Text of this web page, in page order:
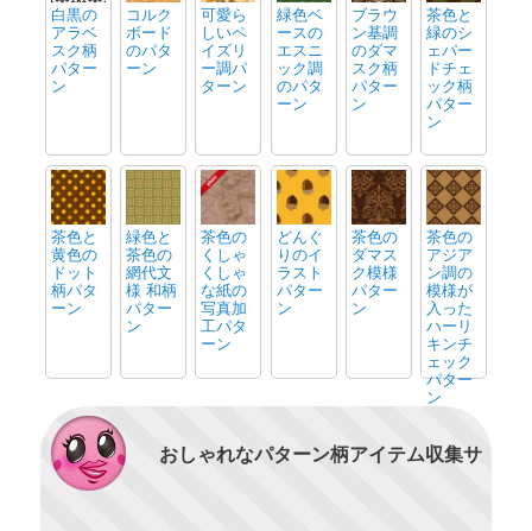
白黒の
アラベ
スク柄
パター
ン
コルク
ボード
のパタ
ーン
可愛ら
しいペ
イズリ
ー調パ
ターン
緑色ベ
ースの
エスニ
ック調
のパタ
ーン
ブラウ
ン基調
のダマ
スク柄
パター
ン
茶色と
緑のシ
ェパー
ドチェ
ック柄
パター
ン
茶色と
黄色の
ドット
柄パタ
ーン
緑色と
茶色の
網代文
様 和柄
パター
ン
茶色の
くしゃ
くしゃ
な紙の
写真加
工パタ
ーン
どんぐ
りのイ
ラスト
パター
ン
茶色の
ダマス
ク模様
パター
ン
茶色の
アジア
ン調の
模様が
入った
ハーリ
キンチ
ェック
パター
ン
おしゃれなパターン柄アイテム収集サ